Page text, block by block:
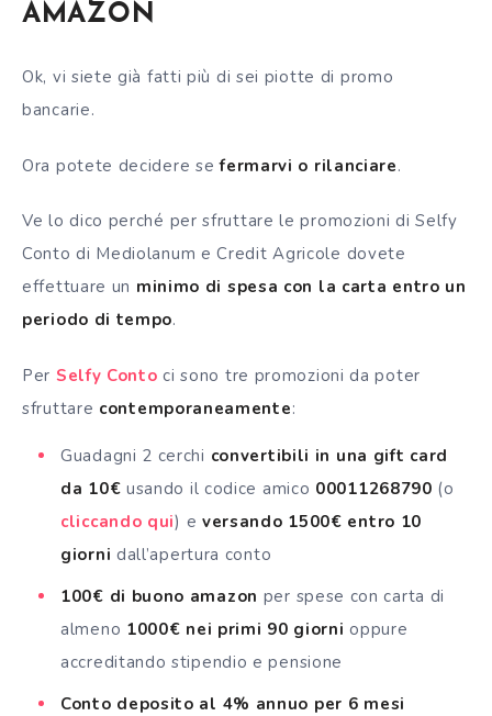
AMAZON
Ok, vi siete già fatti più di sei piotte di promo
bancarie.
Ora potete decidere sefermarvi o rilanciare.
Ve lo dico perché per sfruttare le promozioni di Selfy
Conto di Mediolanum e Credit Agricole dovete
effettuare un minimo di spesa con la carta entro un
periodo di tempo.
Per Selfy Conto ci sono tre promozioni da poter
sfruttare contemporaneamente:
Guadagni 2 cerchi convertibili in una gift card
da 10€ usando il codice amico 00011268790 (o
cliccando qui) e versando 1500€ entro 10
giorni dall’apertura conto
100€ di buono amazon per spese con carta di
almeno 1000€ nei primi 90 giornioppure
accreditando stipendio e pensione
Conto deposito al 4% annuo per 6 mesi